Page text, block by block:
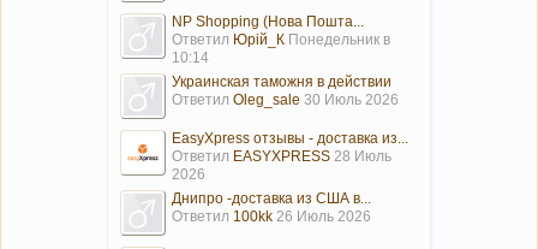
NP Shopping (Нова Пошта...
Ответил Юрій_К Понедельник в
10:14
Украинская таможня в действии
Ответил Oleg_sale 30 Июль 2026
EasyXpress отзывы - доставка из...
Ответил EASYXPRESS 28 Июль
2026
Днипро -доставка из США в...
Ответил 100kk 26 Июль 2026